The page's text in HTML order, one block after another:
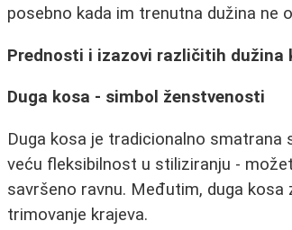
posebno kada im trenutna dužina ne
Prednosti i izazovi različitih dužina
Duga kosa - simbol ženstvenosti
Duga kosa je tradicionalno
veću fleksibilnost u stiliziranju -
savršeno ravnu. Međutim, duga
trimovanje krajeva.